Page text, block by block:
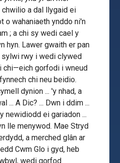
a dal llygaid ei
o wahaniaeth ynddo ni'n
; a chi sy wedi cael y
hyn. Lawer gwaith er pan
sylwi rwy i wedi clywed
chi—eich gorfodi i wneud
chi neu beidio.
dynion ... 'y nhad, a
... A Dic? ... Dwn i ddim ...
newidiodd ei gariadon ...
lle menywod. Mae Stryd
a merched glân ar
Cwm Glo i gyd, heb
wedi gorfod